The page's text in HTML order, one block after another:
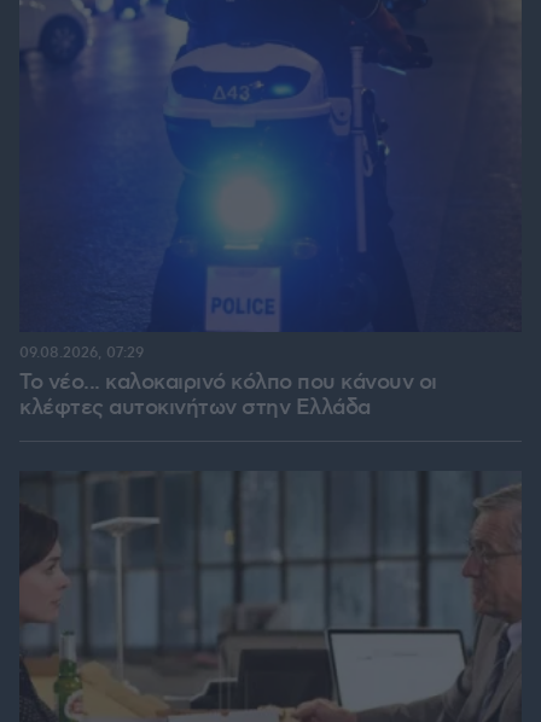
Το νέο... καλοκαιρινό κόλπο που κάνουν οι
κλέφτες αυτοκινήτων στην Ελλάδα
09.08.2026, 07:29